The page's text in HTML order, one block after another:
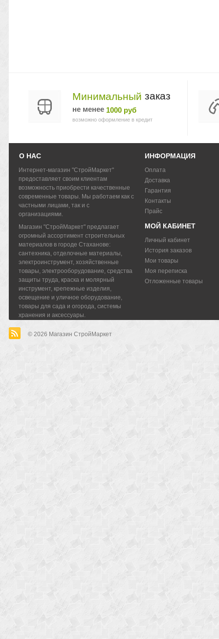
Минимальный заказ
не менее 1000 руб
возможно оформление в кредит
О НАС
Интернет-магазин "СтройМаркет"
предоставляет своим клиентам
возможность приобрести качественные
современные товары. Мы работаем как с
частными лицами, так и с
организациями.
Магазин "СтройМаркет" предлагает
огромный ассортимент строительных
материалов в городе Стаханове:
сантехника, отделочные материалы,
электроинструмент, хозяйственные
товары, электрооборудование, средства
защиты труда, краска и молярный
инструмент, крепежные изделия,
освещение и уличное оборудование,
товары для сада и огорода, системы
хранения и аксессуары.
ИНФОРМАЦИЯ
Оплата
Доставка
Гарантия
Контакты
Прайс
МОЙ КАБИНЕТ
Личный кабинет
История заказов
Мои товары
Моя переписка
Отложенные товары
© 2026 Магазин СтройМаркет